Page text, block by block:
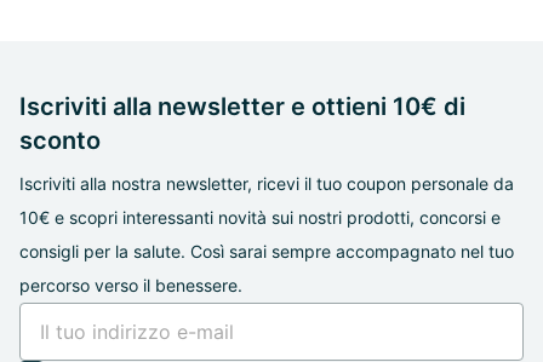
Iscriviti alla newsletter e ottieni 10€ di
sconto
Iscriviti alla nostra newsletter, ricevi il tuo coupon personale da
10€ e scopri interessanti novità sui nostri prodotti, concorsi e
consigli per la salute. Così sarai sempre accompagnato nel tuo
percorso verso il benessere.